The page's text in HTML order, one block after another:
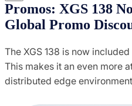
Promos: XGS 138
Global Promo
The XGS 138 is now
This makes it an even more
distributed edge